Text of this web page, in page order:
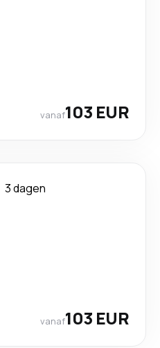
vanaf103 EUR
3 dagen
vanaf103 EUR